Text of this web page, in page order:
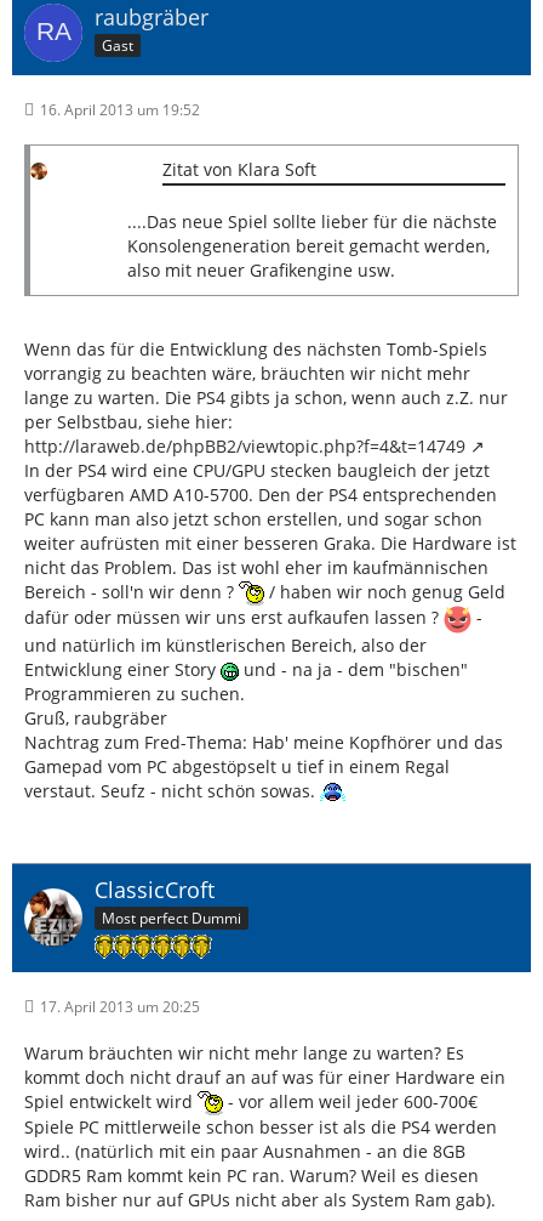
raubgräber
Gast
16. April 2013 um 19:52
Zitat von Klara Soft
....Das neue Spiel sollte lieber für die nächste
Konsolengeneration bereit gemacht werden,
also mit neuer Grafikengine usw.
Wenn das für die Entwicklung des nächsten Tomb-Spiels
vorrangig zu beachten wäre, bräuchten wir nicht mehr
lange zu warten. Die PS4 gibts ja schon, wenn auch z.Z. nur
per Selbstbau, siehe hier:
http://laraweb.de/phpBB2/viewtopic.php?f=4&t=14749
In der PS4 wird eine CPU/GPU stecken baugleich der jetzt
verfügbaren AMD A10-5700. Den der PS4 entsprechenden
PC kann man also jetzt schon erstellen, und sogar schon
weiter aufrüsten mit einer besseren Graka. Die Hardware ist
nicht das Problem. Das ist wohl eher im kaufmännischen
Bereich - soll'n wir denn ?
/ haben wir noch genug Geld
dafür oder müssen wir uns erst aufkaufen lassen ?
-
und natürlich im künstlerischen Bereich, also der
Entwicklung einer Story
und - na ja - dem "bischen"
Programmieren zu suchen.
Gruß, raubgräber
Nachtrag zum Fred-Thema: Hab' meine Kopfhörer und das
Gamepad vom PC abgestöpselt u tief in einem Regal
verstaut. Seufz - nicht schön sowas.
ClassicCroft
Most perfect Dummi
17. April 2013 um 20:25
Warum bräuchten wir nicht mehr lange zu warten? Es
kommt doch nicht drauf an auf was für einer Hardware ein
Spiel entwickelt wird
- vor allem weil jeder 600-700€
Spiele PC mittlerweile schon besser ist als die PS4 werden
wird.. (natürlich mit ein paar Ausnahmen - an die 8GB
GDDR5 Ram kommt kein PC ran. Warum? Weil es diesen
Ram bisher nur auf GPUs nicht aber als System Ram gab).